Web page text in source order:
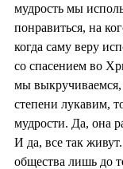
мудрость мы
понравиться, на
когда саму веру
со спасением во
мы выкручиваемся,
степени лукавим,
мудрости. Да, она
И да, все так
общества лишь до